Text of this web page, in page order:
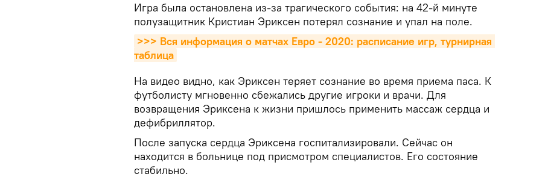
Игра была остановлена из-за трагического события: на 42-й минуте
полузащитник Кристиан Эриксен потерял сознание и упал на поле.
>>> Вся информация о матчах Евро - 2020: расписание игр, турнирная
таблица
На видео видно, как Эриксен теряет сознание во время приема паса. К
футболисту мгновенно сбежались другие игроки и врачи. Для
возвращения Эриксена к жизни пришлось применить массаж сердца и
дефибриллятор.
После запуска сердца Эриксена госпитализировали. Сейчас он
находится в больнице под присмотром специалистов. Его состояние
стабильно.